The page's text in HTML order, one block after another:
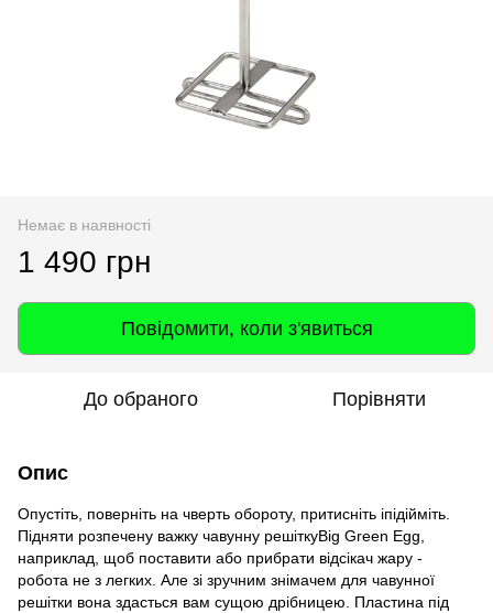
Немає в наявності
1 490 грн
Повідомити, коли з'явиться
До обраного Порівняти
Опис
Опустіть, поверніть на чверть обороту, притисніть іпідійміть.
Підняти розпечену важку чавунну решіткуBig Green Egg,
наприклад, щоб поставити або прибрати відсікач жару -
робота не з легких. Але зі зручним знімачем для чавунної
решітки вона здасться вам сущою дрібницею. Пластина під